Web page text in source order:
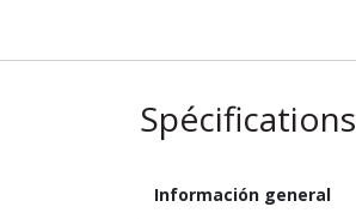
Spécifications
Información general